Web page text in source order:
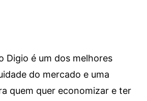
Digio é um dos melhores
do mercado e uma
quem quer economizar e ter